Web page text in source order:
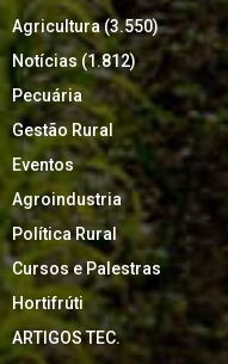
Agricultura(3.550)
Notícias (1.812)
Pecuária
Gestão Rural
Eventos
Agroindustria
Política Rural
Cursos e Palestras
Hortifrúti
ARTIGOS TEC.